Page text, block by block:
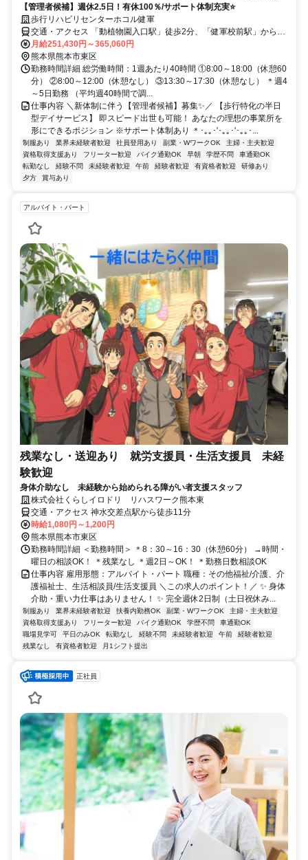
【管理者候補】週休2.5日！有休100％/サポート体制充実⭐
歩行リハビリセンターホコル健軍
交通・アクセス 「動植物園入口駅」徒歩2分、「健軍校前駅」から徒
歩で3分
月給251,430円～365,060円
熊本県熊本市東区
勤務時間詳細 総労働時間：1週あたり40時間 ①8:00～18:00（休憩60
分） ②8:00～12:00（休憩なし） ③13:30～17:30（休憩なし） ＊週4
～5日勤務 （平均週40時間で調...
仕事内容 ＼新体制に伴う【管理者候補】募集✨／ 【歩行特化の半日
型デイサービス】 即スピード出世も可能！ あなたの理想の事業所を
形にできるポジション ※サポート体制あり ＊･｡｡･'･｡｡･'･｡｡･...
制服あり 業界未経験者歓迎 社員登用あり 副業・WワークOK
主婦・主夫歓迎
資格取得支援あり
フリーター歓迎 バイク通勤OK 早朝 学歴不問
車通勤OK
転勤なし
経験不問 未経験者歓迎 午前 経験者歓迎 有資格者歓迎
研修あり
夕方
賞与あり
アルバイト・パート
残業なし・送迎あり 就労支援員・生活支援員 未経
験歓迎
身体介助なし 未経験から始められる障がい者支援スタッフ
株式会社くらしイロドリ リハスワーク熊本東
交通・アクセス 神水交差点駅から徒歩11分
時給1,080円～1,200円
熊本県熊本市東区
勤務時間詳細 ＜勤務時間＞ ＊8：30～16：30（休憩60分） →時間・
曜日の相談OK！ ＊残業なし ＊週2日～OK！ ＊勤務日数相談OK
仕事内容 雇用形態：アルバイト・パート 職種：その他福祉/介護、介
護福祉士、生活相談員/生活支援員 ＼この求人のポイント！／ ✨ 身体
介助・重い力仕事はありません！ ✨ 完全週休2日制（土日祝休み...
制服あり 業界未経験者歓迎 扶養内勤務OK 副業・WワークOK
主婦・主夫歓迎
資格取得支援あり
フリーター歓迎 バイク通勤OK 学歴不問
車通勤OK
職場見学可
平日のみOK 転勤なし 経験不問 未経験者歓迎 午前
経験者歓迎
残業なし
有資格者歓迎 月1シフト提出
正社員